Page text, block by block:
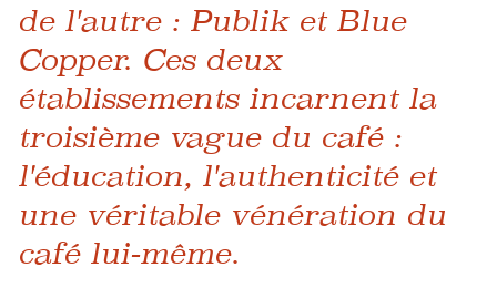
de l'autre : Publik et Blue
Copper. Ces deux
établissements incarnent la
troisième vague du café :
l'éducation, l'authenticité et
une véritable vénération du
café lui-même.